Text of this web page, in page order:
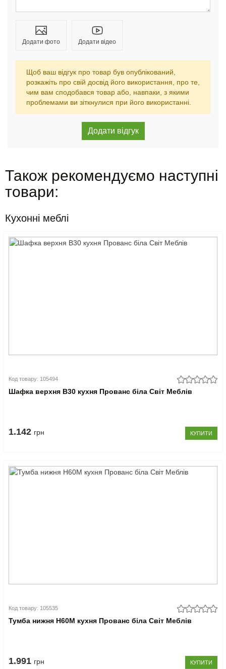
Додати фото Додати відео
Щоб ваш відгук про товар був опублікований,
розкажіть про свій досвід його використання, про те,
чим вам сподобався товар або, навпаки, з якими
проблемами ви зіткнулися при його використанні.
Також рекомендуємо наступні
товари:
Кухонні меблі
Код товару: 105494
Шафка верхня В30 кухня Прованс біла Світ Меблів
1.142 грн КУПИТИ
Код товару: 105535
Тумба нижня Н60М кухня Прованс біла Світ Меблів
1.991 грн КУПИТИ